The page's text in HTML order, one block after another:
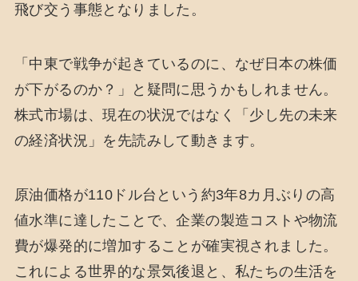
飛び交う事態となりました。
「中東で戦争が起きているのに、なぜ日本の株価
が下がるのか？」と疑問に思うかもしれません。
株式市場は、現在の状況ではなく「少し先の未来
の経済状況」を先読みして動きます。
原油価格が110ドル台という約3年8カ月ぶりの高
値水準に達したことで、企業の製造コストや物流
費が爆発的に増加することが確実視されました。
これによる世界的な景気後退と、私たちの生活を